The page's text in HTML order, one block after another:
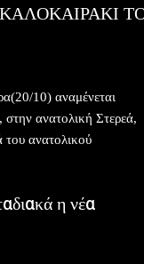
10) αναμένεται
ανατολική Στερεά,
του ανατολικού
η νέα